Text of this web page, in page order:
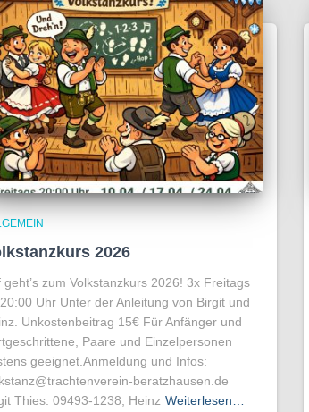
2026
geht’s zum Volkstanzkurs 2026! 3x Freitags
Uhr Unter der Anleitung von Birgit und
Unkostenbeitrag 15€ Für Anfänger und
Paare und Einzelpersonen
geeignet.Anmeldung und Infos:
beratzhausen.de
Thies: 09493-1238, Heinz Weiterlesen…